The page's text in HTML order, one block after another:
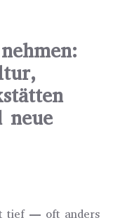
neue
tief — oft anders